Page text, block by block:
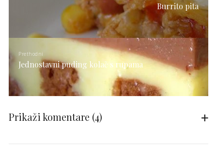
Burrito pita
Prethodni
Jednostavni puding kolač s rupama
Prikaži komentare (4)